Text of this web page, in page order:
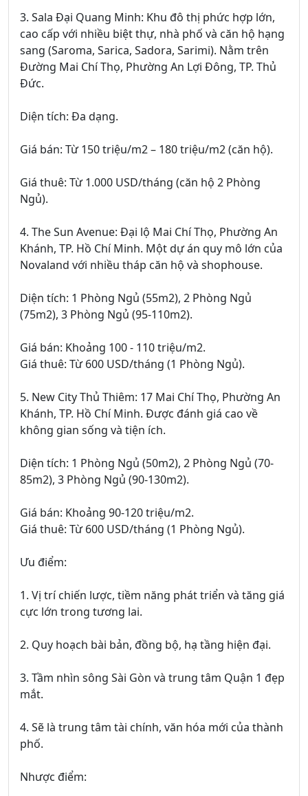
3. Sala Đại Quang Minh: Khu đô thị phức hợp lớn,
cao cấp với nhiều biệt thự, nhà phố và căn hộ hạng
sang (Saroma, Sarica, Sadora, Sarimi). Nằm trên
Đường Mai Chí Thọ, Phường An Lợi Đông, TP. Thủ
Đức.
Diện tích: Đa dạng.
Giá bán: Từ 150 triệu/m2 – 180 triệu/m2 (căn hộ).
Giá thuê: Từ 1.000 USD/tháng (căn hộ 2 Phòng
Ngủ).
4. The Sun Avenue: Đại lộ Mai Chí Thọ, Phường An
Khánh, TP. Hồ Chí Minh. Một dự án quy mô lớn của
Novaland với nhiều tháp căn hộ và shophouse.
Diện tích: 1 Phòng Ngủ (55m2), 2 Phòng Ngủ
(75m2), 3 Phòng Ngủ (95-110m2).
Giá bán: Khoảng 100 - 110 triệu/m2.
Giá thuê: Từ 600 USD/tháng (1 Phòng Ngủ).
5. New City Thủ Thiêm: 17 Mai Chí Thọ, Phường An
Khánh, TP. Hồ Chí Minh. Được đánh giá cao về
không gian sống và tiện ích.
Diện tích: 1 Phòng Ngủ (50m2), 2 Phòng Ngủ (70-
85m2), 3 Phòng Ngủ (90-130m2).
Giá bán: Khoảng 90-120 triệu/m2.
Giá thuê: Từ 600 USD/tháng (1 Phòng Ngủ).
Ưu điểm:
1. Vị trí chiến lược, tiềm năng phát triển và tăng giá
cực lớn trong tương lai.
2. Quy hoạch bài bản, đồng bộ, hạ tầng hiện đại.
3. Tầm nhìn sông Sài Gòn và trung tâm Quận 1 đẹp
mắt.
4. Sẽ là trung tâm tài chính, văn hóa mới của thành
phố.
Nhược điểm: